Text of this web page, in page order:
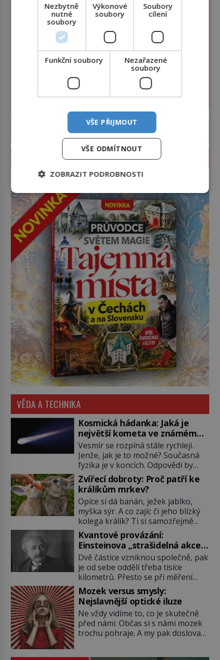
PROLISTOVAT ČASOPIS
reklama
VĚDA A TECHNIKA
Kosmická hádanka: Jaká je
největší kometa ve známém
vesmíru?
Vesmír se rozpíná stále rychleji.
Jenže, jak je to možné? Současná
fyzika je v koncích. Odpovědí by
mohla být hypotetická temná
energie. Právě na tu se zaměří
pozornost dvojice zkušených
astronomů. Namísto ní ale objeví
něco mnohem hmatatelnějšího.
Naprosto rekordní kometu!
Astronomové Pedro Bernardinelli a
Gary Bernstein mravenčí prací
zkoumají archivní snímky v rámci
Průzkumu temné energie […]
Zvířecí dobroty: Proč patří ke
králíkům mrkev?
Opice si dá banán, ježek jablko,
myška sýr. A co zajíc či jeho blízký
kolega králík? Ti si samozřejmě
pochutnají na mrkvi! Proč jsou
podobné představy o potravě
zvířat často spíš mýty? Pokud máte
doma králíka, mrkev mu dát
můžete. A nejspíš mu i bude
chutnat, ovšem měl by ji mít jen
jako občasný pamlsek. […]
Kvantové provázání:
Einsteinova „strašidelná akce
na dálku“ dál mate i fascinuje
vědce
Dvě částice vzniknou společně, pak
je od sebe oddělí třeba tisíce
kilometrů. Přesto se při měření
chovají, jako by mezi nimi
existovalo neviditelné pouto. Albert
Einstein tomu s jistou dávkou
ironie říká „strašidelná akce na
dálku“ a dlouhá desetiletí věří, že
musí existovat jednodušší
však ukazují, že kvantový svět
Mozek versus smysly:
Nejslavnější optické iluze
Ne vždy vidíme to, co je skutečně
před námi. Občas si s námi mozek
trochu pohraje. A my pak doslova
Nezbytně
nutné
soubory
Výkonové
soubory
Soubory
cílení
Funkční soubory
Nezařazené
soubory
VŠE PŘIJMOUT
VŠE ODMÍTNOUT
ZOBRAZIT PODROBNOSTI